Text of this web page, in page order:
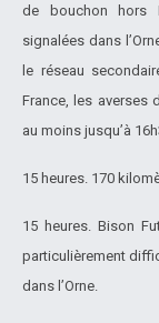
de bouchon hors
signalées dans
le réseau
France, les averses
au moins jusqu’à
15 heures. 170
15 heures. Bison
particulièrement
dans l’Orne.